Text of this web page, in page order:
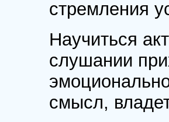
стремления
Научиться
слушании
смысл,